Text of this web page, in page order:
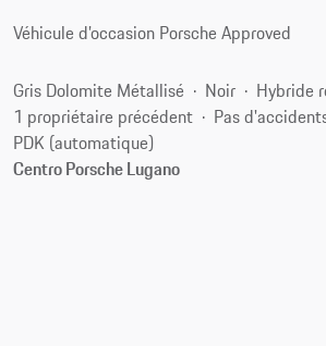
Véhicule d’occasion Porsche Approved
Gris Dolomite Métallisé Noir Hybride
1 propriétaire précédent
Pas
PDK (automatique)
Centro Porsche Lugano